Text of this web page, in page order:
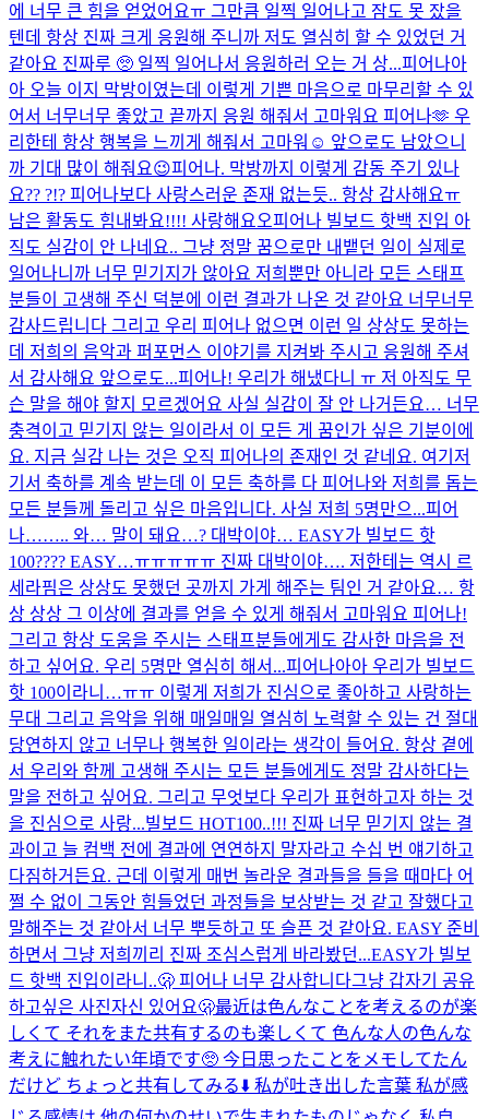
에 너무 큰 힘을 얻었어요ㅠ 그만큼 일찍 일어나고 잠도 못 잤을
텐데 항상 진짜 크게 응원해 주니까 저도 열심히 할 수 있었던 거
같아요 진짜루 🥺 일찍 일어나서 응원하러 오는 거 상...피어나아
아 오늘 이지 막방이였는데 이렇게 기쁜 마음으로 마무리할 수 있
어서 너무너무 좋았고 끝까지 응원 해줘서 고마워요 피어나🫶 우
리한테 항상 행복을 느끼게 해줘서 고마워☺️ 앞으로도 남았으니
까 기대 많이 해줘요😉피어나. 막방까지 이렇게 감동 주기 있나
요?? ?!? 피어나보다 사랑스러운 존재 없는듯.. 항상 감사해요ㅠ
남은 활동도 힘내봐요!!!! 사랑해요오피어나 빌보드 핫백 진입 아
직도 실감이 안 나네요.. 그냥 정말 꿈으로만 내뱉던 일이 실제로
일어나니까 너무 믿기지가 않아요 저희뿐만 아니라 모든 스태프
분들이 고생해 주신 덕분에 이런 결과가 나온 것 같아요 너무너무
감사드립니다 그리고 우리 피어나 없으면 이런 일 상상도 못하는
데 저희의 음악과 퍼포먼스 이야기를 지켜봐 주시고 응원해 주셔
서 감사해요 앞으로도...피어나! 우리가 해냈다니 ㅠ 저 아직도 무
슨 말을 해야 할지 모르겠어요 사실 실감이 잘 안 나거든요… 너무
충격이고 믿기지 않는 일이라서 이 모든 게 꿈인가 싶은 기분이에
요. 지금 실감 나는 것은 오직 피어나의 존재인 것 같네요. 여기저
기서 축하를 계속 받는데 이 모든 축하를 다 피어나와 저희를 돕는
모든 분들께 돌리고 싶은 마음입니다. 사실 저희 5명만으...피어
나…….. 와… 말이 돼요…? 대박이야… EASY가 빌보드 핫
100???? EASY…ㅠㅠㅠㅠㅠ 진짜 대박이야…. 저한테는 역시 르
세라핌은 상상도 못했던 곳까지 가게 해주는 팀인 거 같아요… 항
상 상상 그 이상에 결과를 얻을 수 있게 해줘서 고마워요 피어나!
그리고 항상 도움을 주시는 스태프분들에게도 감사한 마음을 전
하고 싶어요. 우리 5명만 열심히 해서...피어나아아 우리가 빌보드
핫 100이라니…ㅠㅠ 이렇게 저희가 진심으로 좋아하고 사랑하는
무대 그리고 음악을 위해 매일매일 열심히 노력할 수 있는 건 절대
당연하지 않고 너무나 행복한 일이라는 생각이 들어요. 항상 곁에
서 우리와 함께 고생해 주시는 모든 분들에게도 정말 감사하다는
말을 전하고 싶어요. 그리고 무엇보다 우리가 표현하고자 하는 것
을 진심으로 사랑...빌보드 HOT100..!!! 진짜 너무 믿기지 않는 결
과이고 늘 컴백 전에 결과에 연연하지 말자라고 수십 번 얘기하고
다짐하거든요. 근데 이렇게 매번 놀라운 결과들을 들을 때마다 어
쩔 수 없이 그동안 힘들었던 과정들을 보상받는 것 같고 잘했다고
말해주는 것 같아서 너무 뿌듯하고 또 슬픈 것 같아요. EASY 준비
하면서 그냥 저희끼리 진짜 조심스럽게 바라봤던...EASY가 빌보
드 핫백 진입이라니..🫢 피어나 너무 감사합니다그냥 갑자기 공유
하고싶은 사진자신 있어요🫢最近は色んなことを考えるのが楽
しくて それをまた共有するのも楽しくて 色んな人の色んな
考えに触れたい年頃です🥺 今日思ったことをメモしてたん
だけど ちょっと共有してみる⬇️ 私が吐き出した言葉 私が感